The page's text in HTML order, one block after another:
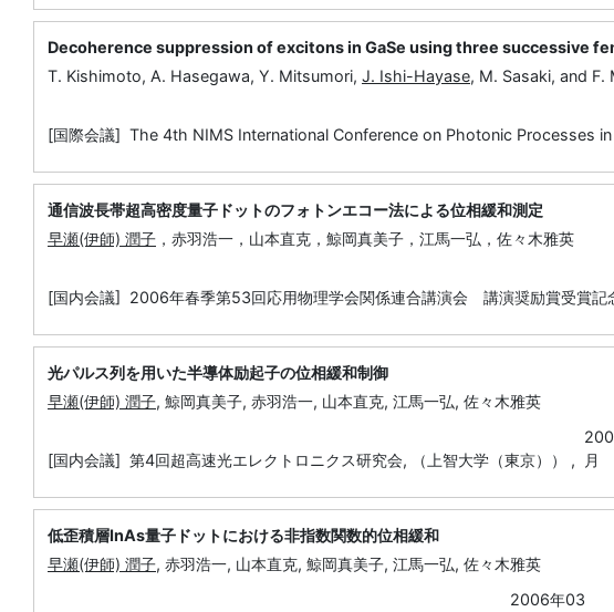
Decoherence suppression of excitons in GaSe using three successive
T. Kishimoto, A. Hasegawa, Y. Mitsumori, J. Ishi-Hayase, M. Sasaki, and F.
[国際会議] The 4th NIMS International Conference on Photonic Processes
通信波長帯超高密度量子ドットのフォトンエコー法による位相緩和測定
早瀬(伊師) 潤子 ，赤羽浩一，山本直克，鯨岡真美子，江馬一弘，佐々木雅英
[国内会議] 2006年春季第53回応用物理学会関係連合講演会 講演奨励賞受賞記
光パルス列を用いた半導体励起子の位相緩和制御
早瀬(伊師) 潤子, 鯨岡真美子, 赤羽浩一, 山本直克, 江馬一弘, 佐々木雅英
[国内会議] 第4回超高速光エレクトロニクス研究会, （上智大学（東京）） ,
月
低歪積層InAs量子ドットにおける非指数関数的位相緩和
早瀬(伊師) 潤子, 赤羽浩一, 山本直克, 鯨岡真美子, 江馬一弘, 佐々木雅英
2006年03